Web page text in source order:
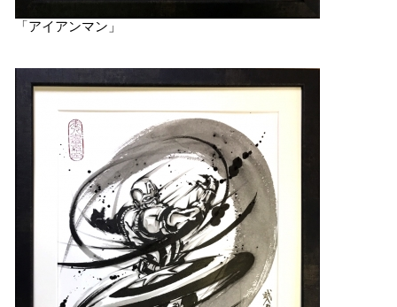
「アイアンマン」